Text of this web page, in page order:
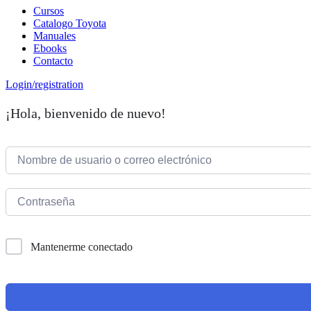
Cursos
Catalogo Toyota
Manuales
Ebooks
Contacto
Login/registration
¡Hola, bienvenido de nuevo!
Mantenerme conectado